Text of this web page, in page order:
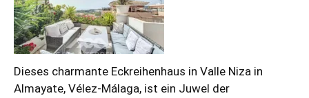
Dieses charmante Eckreihenhaus in Valle Niza in
Almayate, Vélez-Málaga, ist ein Juwel der